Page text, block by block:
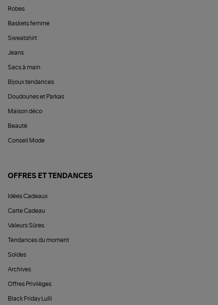
Robes
Baskets femme
Sweatshirt
Jeans
Sacs à main
Bijoux tendances
Doudounes et Parkas
Maison déco
Beauté
Conseil Mode
OFFRES ET TENDANCES
Idées Cadeaux
Carte Cadeau
Valeurs Sûres
Tendances du moment
Soldes
Archives
Offres Privilèges
Black Friday Lulli